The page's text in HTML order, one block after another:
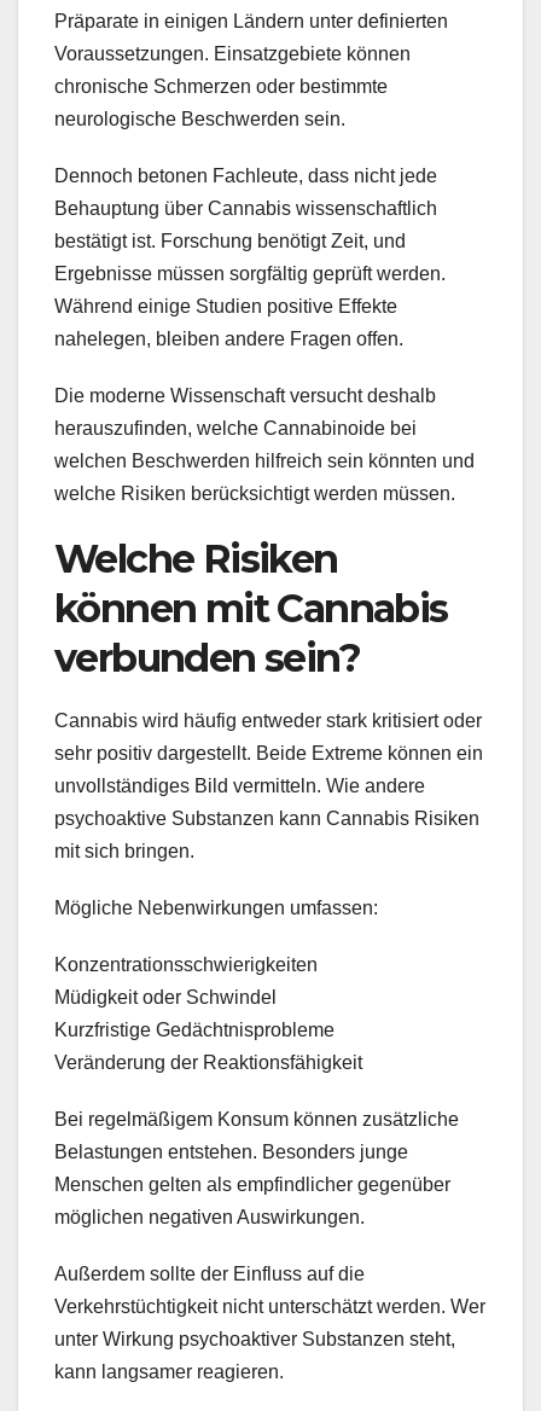
Präparate in einigen Ländern unter definierten
Voraussetzungen. Einsatzgebiete können
chronische Schmerzen oder bestimmte
neurologische Beschwerden sein.
Dennoch betonen Fachleute, dass nicht jede
Behauptung über Cannabis wissenschaftlich
bestätigt ist. Forschung benötigt Zeit, und
Ergebnisse müssen sorgfältig geprüft werden.
Während einige Studien positive Effekte
nahelegen, bleiben andere Fragen offen.
Die moderne Wissenschaft versucht deshalb
herauszufinden, welche Cannabinoide bei
welchen Beschwerden hilfreich sein könnten und
welche Risiken berücksichtigt werden müssen.
Welche Risiken
können mit Cannabis
verbunden sein?
Cannabis wird häufig entweder stark kritisiert oder
sehr positiv dargestellt. Beide Extreme können ein
unvollständiges Bild vermitteln. Wie andere
psychoaktive Substanzen kann Cannabis Risiken
mit sich bringen.
Mögliche Nebenwirkungen umfassen:
Konzentrationsschwierigkeiten
Müdigkeit oder Schwindel
Kurzfristige Gedächtnisprobleme
Veränderung der Reaktionsfähigkeit
Bei regelmäßigem Konsum können zusätzliche
Belastungen entstehen. Besonders junge
Menschen gelten als empfindlicher gegenüber
möglichen negativen Auswirkungen.
Außerdem sollte der Einfluss auf die
Verkehrstüchtigkeit nicht unterschätzt werden. Wer
unter Wirkung psychoaktiver Substanzen steht,
kann langsamer reagieren.